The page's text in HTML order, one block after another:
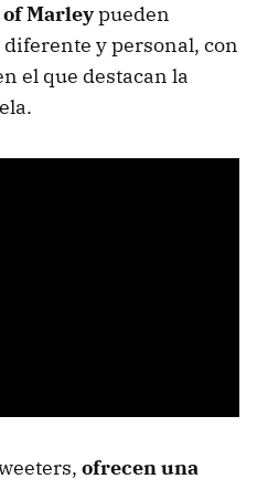
Marleypueden
y personal, con
el que destacan la
ofrecen una